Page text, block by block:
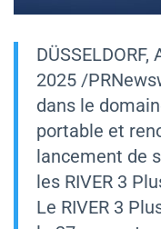
DÜSSELDORF,
2025 /
dans le
portable et
lancement de
les RIVER 3
Le RIVER 3